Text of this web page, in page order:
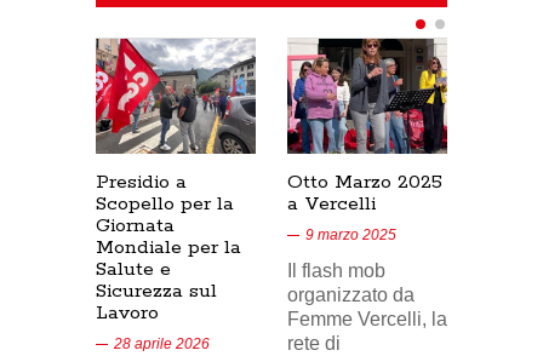
Presidio a
Scopello per la
Giornata
Mondiale per la
Salute e
Sicurezza sul
Lavoro
28 aprile 2026
Otto Marzo 2025
a Vercelli
9 marzo 2025
Il flash mob
organizzato da
Femme Vercelli, la
rete di